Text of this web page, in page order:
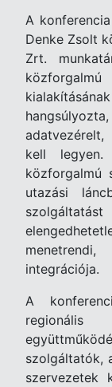
A
Denke Zsolt
Zrt.
kell
közforgalmú
utazási
integrációja.
A
regionális
szolgáltatók,
szervezetek